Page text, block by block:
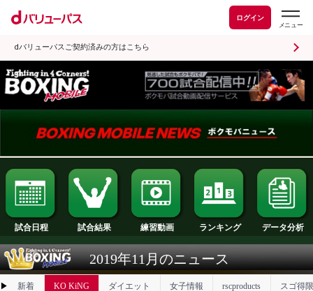
ログイン
dバリューパスご契約済みの方はこちら
試合日程 試合結果 練習動画 ランキング